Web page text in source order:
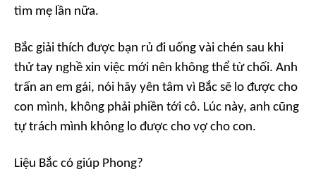
tìm mẹ lần nữa.
Bắc giải thích được bạn rủ đi uống vài chén sau khi
thử tay nghề xin việc mới nên không thể từ chối. Anh
trấn an em gái, nói hãy yên tâm vì Bắc sẽ lo được cho
con mình, không phải phiền tới cô. Lúc này, anh cũng
tự trách mình không lo được cho vợ cho con.
Liệu Bắc có giúp Phong?